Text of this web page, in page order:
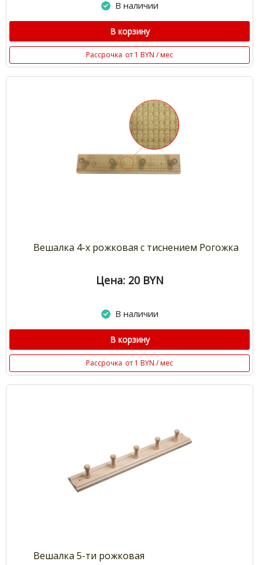
В наличии
В корзину
Рассрочка от 1 BYN / мес
Вешалка 4-х рожковая с тиснением Рогожка
Цена: 20 BYN
В наличии
В корзину
Рассрочка от 1 BYN / мес
Вешалка 5-ти рожковая